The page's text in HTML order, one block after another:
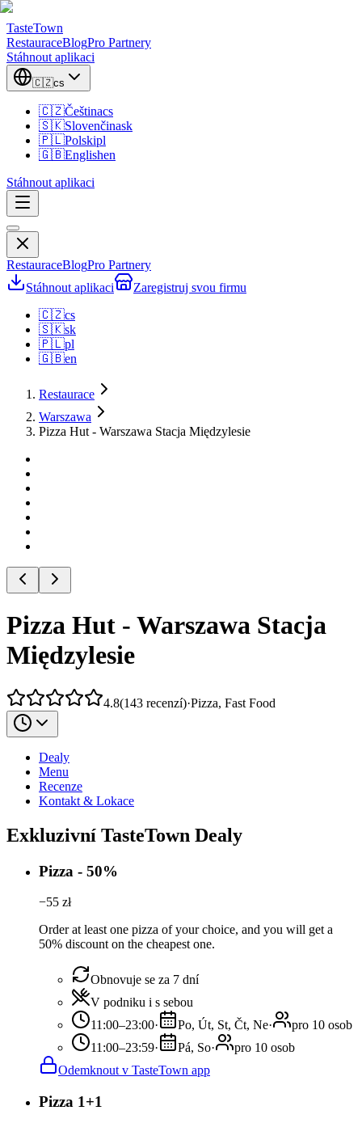
TasteTown
RestauraceBlogPro Partnery
Stáhnout aplikaci
🇨🇿cs
🇨🇿Češtinacs
🇸🇰Slovenčinask
🇵🇱Polskipl
🇬🇧Englishen
Stáhnout aplikaci
RestauraceBlogPro Partnery
Stáhnout aplikaci
Zaregistruj svou firmu
🇨🇿cs
🇸🇰sk
🇵🇱pl
🇬🇧en
Restaurace
Warszawa
Pizza Hut - Warszawa Stacja Międzylesie
Pizza Hut - Warszawa Stacja
Międzylesie
4.8(143 recenzí)·Pizza, Fast Food
Dealy
Menu
Recenze
Kontakt & Lokace
Exkluzivní TasteTown Dealy
Pizza - 50%
−55 zł
Order at least one pizza of your choice, and you will get a
50% discount on the cheapest one.
Obnovuje se za 7 dní
V podniku i s sebou
11:00–23:00· Po, Út, St, Čt, Ne·
pro 10 osob
11:00–23:59· Pá, So·
pro 10 osob
Odemknout v TasteTown app
Pizza 1+1